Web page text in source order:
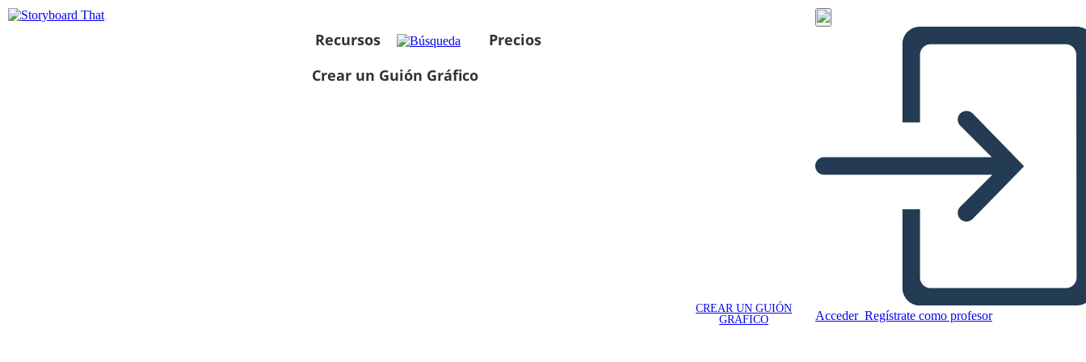
Recursos
Precios
Crear un Guión Gráfico
CREAR UN GUIÓN
GRÁFICO
Acceder Regístrate como profesor